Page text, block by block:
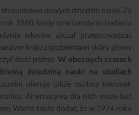
nowych dziedzin nauki. Za
rok 1860, kiedy to w Londynie badania
włosów zaczął przeprowadzać
kraju z problemami skóry głowy
dość późno. W obecnych czasach
dziedziną nauki na studiach
oferuje także osobny kierunek
Alternatywą dla nich może być
Warto także dodać, że w 1974 roku